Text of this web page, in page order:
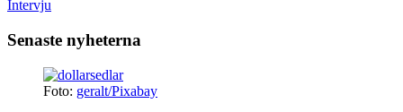
Intervju
Senaste nyheterna
Foto: geralt/Pixabay